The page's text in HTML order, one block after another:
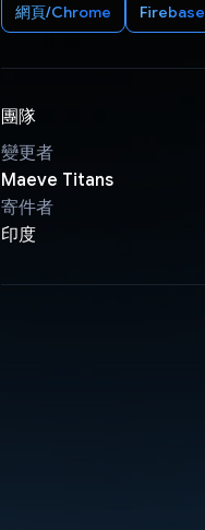
網頁/Chrome Firebase
團隊
變更者
Maeve Titans
寄件者
印度